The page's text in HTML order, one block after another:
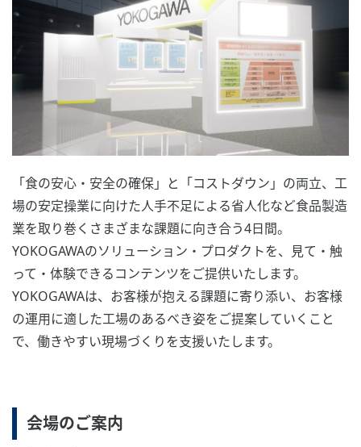
「食の安心・安全の確保」と「コストダウン」の両立、工
場の安定操業に向けた人手不足による省人化など食品製造
業を取り巻くさまざまな課題に向き合う4日間。
YOKOGAWAのソリューション・プロダクトを、見て・触
って・体験できるコンテンツをご提供いたします。
YOKOGAWAは、お客様が抱える課題に寄り添い、お客様
の運用に適した工場のあるべき姿をご提案していくこと
で、働きやすい現場づくりを支援いたします。
会場のご案内